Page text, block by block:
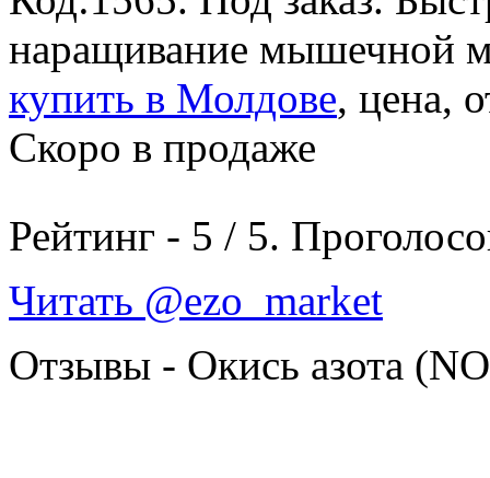
наращивание мышечной
купить в Молдове, цена,
Скоро в продаже
Рейтинг - 5 / 5.
Читать @ezo_market
Отзывы - Окись азота